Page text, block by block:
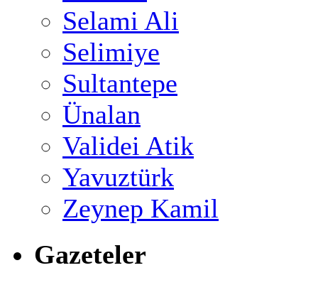
Selami Ali
Selimiye
Sultantepe
Ünalan
Validei Atik
Yavuztürk
Zeynep Kamil
Gazeteler